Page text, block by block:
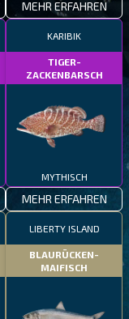
MEHR ERFAHREN
KARIBIK
TIGER-
ZACKENBARSCH
MYTHISCH
MEHR ERFAHREN
LIBERTY ISLAND
BLAURÜCKEN-
MAIFISCH